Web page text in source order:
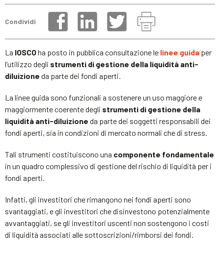
Condividi
La IOSCOha posto in pubblica consultazione le linee guida per
l’utilizzo degli strumenti di gestione della liquidità anti-
diluizione da parte dei fondi aperti.
La linee guida sono funzionali a sostenere un uso maggiore e
maggiormente coerente degli strumenti di gestione della
liquidità anti-diluizione da parte dei soggetti responsabili dei
fondi aperti, sia in condizioni di mercato normali che di stress.
Tali strumenti costituiscono una componente fondamentale
in un quadro complessivo di gestione del rischio di liquidità per i
fondi aperti.
Infatti, gli investitori che rimangono nei fondi aperti sono
svantaggiati, e gli investitori che disinvestono potenzialmente
avvantaggiati, se gli investitori uscenti non sostengono i costi
di liquidità associati alle sottoscrizioni/rimborsi dei fondi.